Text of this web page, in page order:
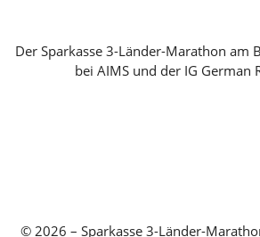
Der Sparkasse 3-Länder-Marathon am
bei AIMS und der IG German
© 2026 – Sparkasse 3-Länder-